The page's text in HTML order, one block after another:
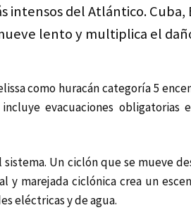
intensos del Atlántico.
lento y multiplica el
como huracán categoría 5
evacuaciones
Un ciclón que se mueve
marejada ciclónica crea un
eléctricas y de agua.